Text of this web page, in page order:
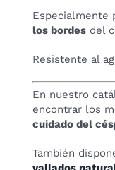
Especialmente
los bordesdel
Resistente al
En nuestro
encontrar los
cuidado del
También